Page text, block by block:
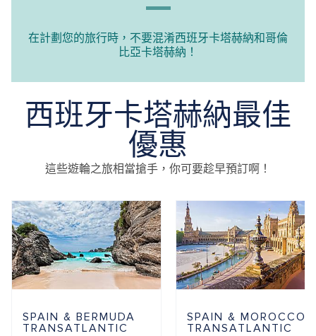
在計劃您的旅行時，不要混淆西班牙卡塔赫納和哥倫
比亞卡塔赫納！
西班牙卡塔赫納最佳
優惠
這些遊輪之旅相當搶手，你可要趁早預訂啊！
SPAIN & BERMUDA
TRANSATLANTIC
SPAIN & MOROCCO
TRANSATLANTIC